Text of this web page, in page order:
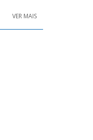
VER MAIS